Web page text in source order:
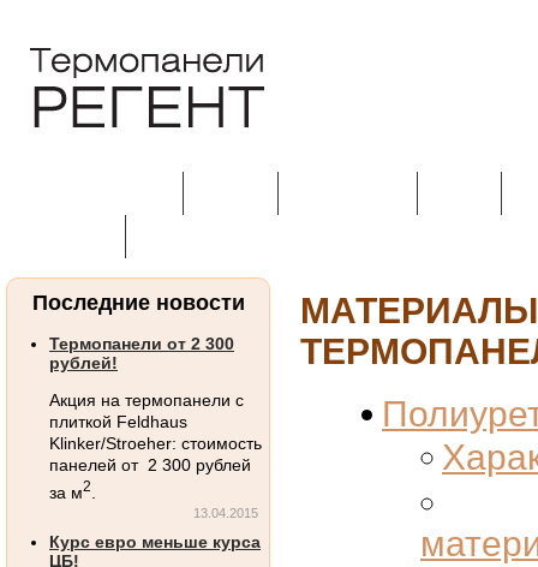
Последние новости
Термопанели от 2 300
рублей!
Акция на термопанели с
плиткой Feldhaus
Klinker/Stroeher: стоимость
панелей от 2 300 рублей
за м2
13.04.2015
Курс евро меньше курса
ЦБ!